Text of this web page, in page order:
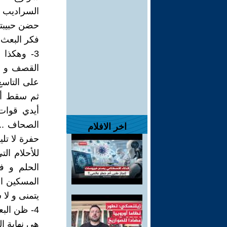
اخر الافلام
حضن
فكر
3-
القصف و
على
ثم سقط
أيدي
الصحاف
حفرة لا
للأحلام
الحلم و
المسكين
يتمنى و
4- ظن
هي نهاية